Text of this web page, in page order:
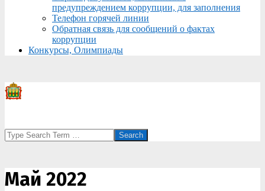
предупреждением коррупции, для заполнения
Телефон горячей линии
Обратная связь для сообщений о фактах
коррупции
Конкурсы, Олимпиады
Search
Май 2022